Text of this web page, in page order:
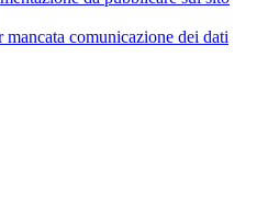
mancata comunicazione dei dati